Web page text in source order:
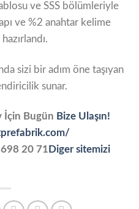
ve SSS bölümleriyle
ve %2 anahtar kelime
sizi bir adım öne taşıyan
sunar.
İçin Bugün Bize Ulaşın!
20 71 Diger sitemizi